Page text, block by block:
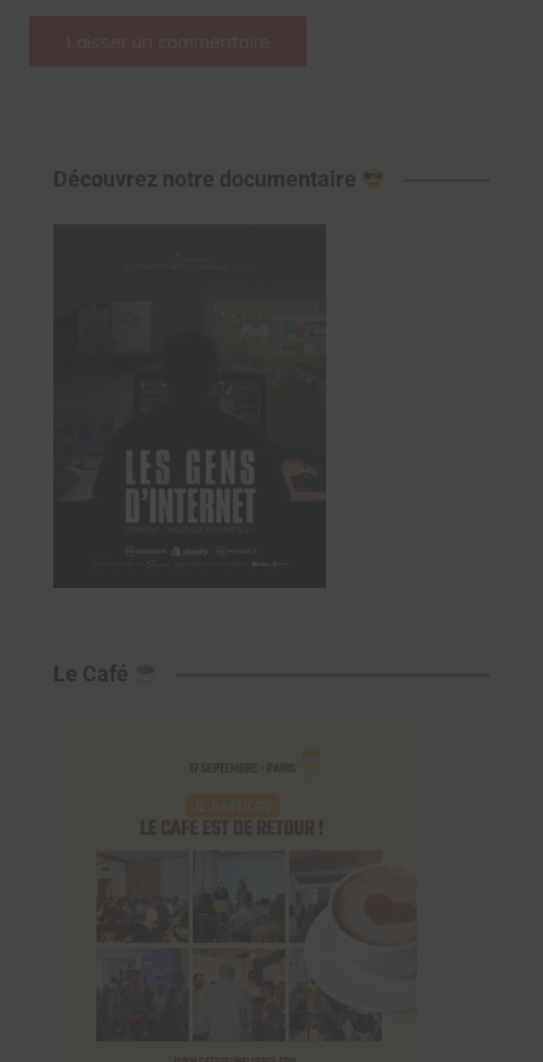
Découvrez notre documentaire
Le Café